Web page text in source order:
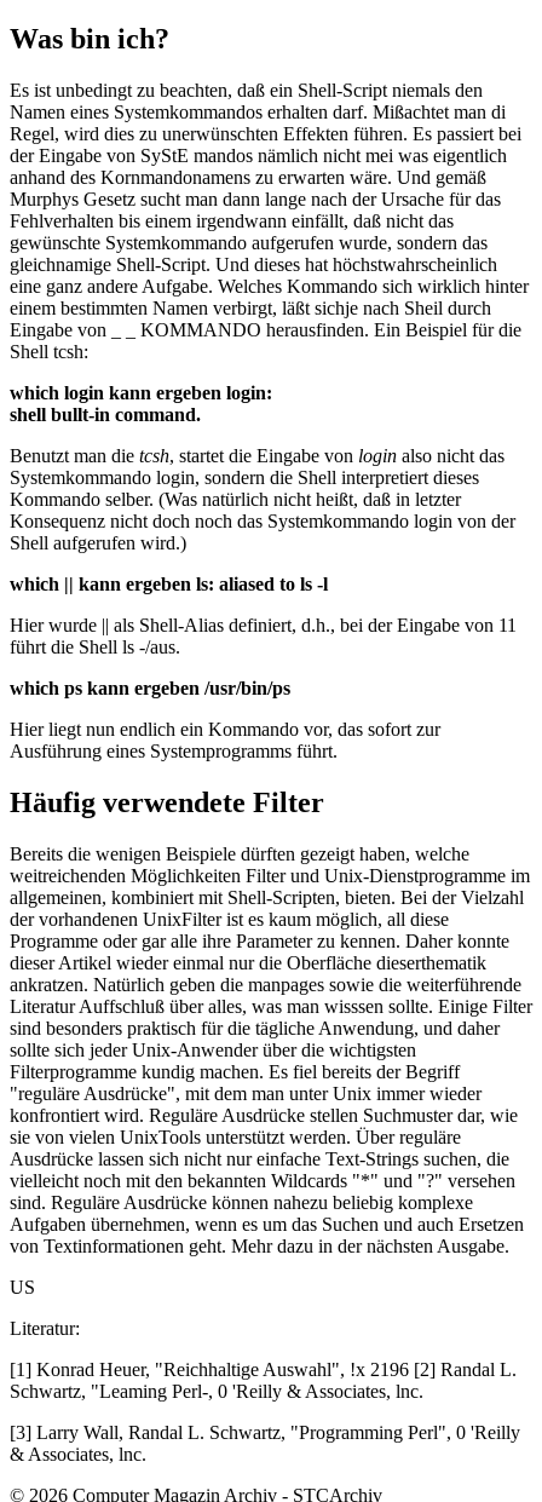
Was bin ich?
Es ist unbedingt zu beachten, daß ein Shell-Script niemals den
Namen eines Systemkommandos erhalten darf. Mißachtet man di
Regel, wird dies zu unerwünschten Effekten führen. Es passiert bei
der Eingabe von SyStE mandos nämlich nicht mei was eigentlich
anhand des Kornmandonamens zu erwarten wäre. Und gemäß
Murphys Gesetz sucht man dann lange nach der Ursache für das
Fehlverhalten bis einem irgendwann einfällt, daß nicht das
gewünschte Systemkommando aufgerufen wurde, sondern das
gleichnamige Shell-Script. Und dieses hat höchstwahrscheinlich
eine ganz andere Aufgabe. Welches Kommando sich wirklich hinter
einem bestimmten Namen verbirgt, läßt sichje nach Sheil durch
Eingabe von _ _ KOMMANDO herausfinden. Ein Beispiel für die
Shell tcsh:
which login kann ergeben login:
shell bullt-in command.
Benutzt man die tcsh, startet die Eingabe von login also nicht das
Systemkommando login, sondern die Shell interpretiert dieses
Kommando selber. (Was natürlich nicht heißt, daß in letzter
Konsequenz nicht doch noch das Systemkommando login von der
Shell aufgerufen wird.)
which || kann ergeben ls: aliased to ls -l
Hier wurde || als Shell-Alias definiert, d.h., bei der Eingabe von 11
führt die Shell ls -/aus.
which ps kann ergeben /usr/bin/ps
Hier liegt nun endlich ein Kommando vor, das sofort zur
Ausführung eines Systemprogramms führt.
Häufig verwendete Filter
Bereits die wenigen Beispiele dürften gezeigt haben, welche
weitreichenden Möglichkeiten Filter und Unix-Dienstprogramme im
allgemeinen, kombiniert mit Shell-Scripten, bieten. Bei der Vielzahl
der vorhandenen UnixFilter ist es kaum möglich, all diese
Programme oder gar alle ihre Parameter zu kennen. Daher konnte
dieser Artikel wieder einmal nur die Oberfläche dieserthematik
ankratzen. Natürlich geben die manpages sowie die weiterführende
Literatur Auffschluß über alles, was man wisssen sollte. Einige Filter
sind besonders praktisch für die tägliche Anwendung, und daher
sollte sich jeder Unix-Anwender über die wichtigsten
Filterprogramme kundig machen. Es fiel bereits der Begriff
"reguläre Ausdrücke", mit dem man unter Unix immer wieder
konfrontiert wird. Reguläre Ausdrücke stellen Suchmuster dar, wie
sie von vielen UnixTools unterstützt werden. Über reguläre
Ausdrücke lassen sich nicht nur einfache Text-Strings suchen, die
vielleicht noch mit den bekannten Wildcards "*" und "?" versehen
sind. Reguläre Ausdrücke können nahezu beliebig komplexe
Aufgaben übernehmen, wenn es um das Suchen und auch Ersetzen
von Textinformationen geht. Mehr dazu in der nächsten Ausgabe.
US
Literatur:
[1] Konrad Heuer, "Reichhaltige Auswahl", !x 2196 [2] Randal L.
Schwartz, "Leaming Perl-, 0 'Reilly & Associates, lnc.
[3] Larry Wall, Randal L. Schwartz, "Programming Perl", 0 'Reilly
& Associates, lnc.
© 2026 Computer Magazin Archiv - STCArchiv